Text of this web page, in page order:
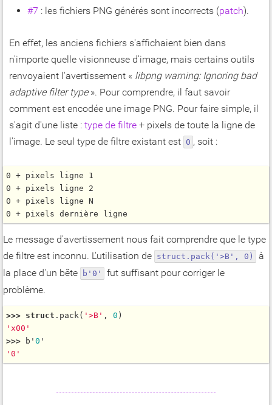
#7 : les fichiers PNG générés sont incorrects (patch).
En effet, les anciens fichiers s'affichaient bien dans
n'importe quelle visionneuse d'image, mais certains outils
renvoyaient l'avertissement « libpng warning: Ignoring bad
adaptive filter type». Pour comprendre, il faut savoir
comment est encodée une image PNG. Pour faire simple, il
s'agit d'une liste : type de filtre + pixels de toute la ligne de
l'image. Le seul type de filtre existant est 0 , soit :
0 + pixels ligne 1
0 + pixels ligne 2
0 + pixels ligne N
Le message d'avertissement nous fait comprendre que le type
de filtre est inconnu. L'utilisation de struct.pack('>B', 0)
à
la place d'un bête
b'0'
fut suffisant pour corriger le
problème.
>>> struct . pack ( '>B' , 0
'x00'
>>> b' 0
'0'